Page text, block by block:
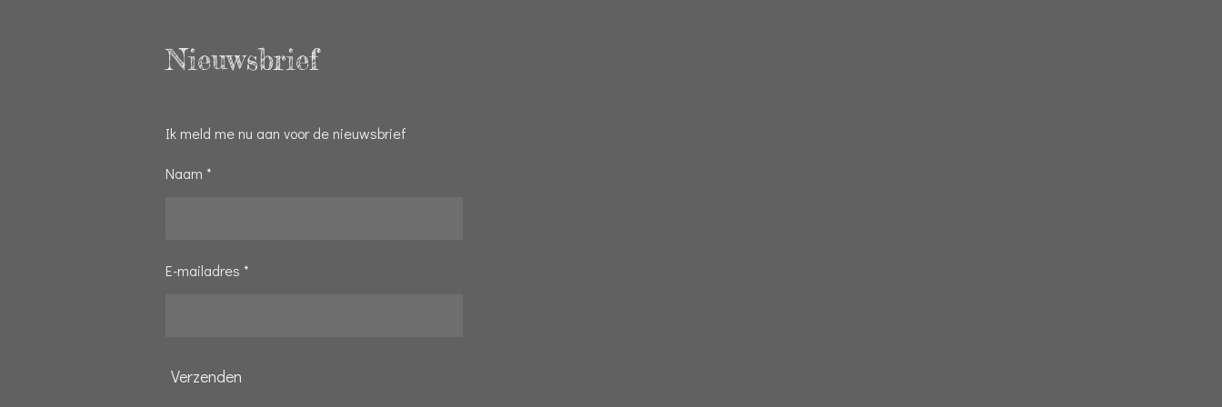
Nieuwsbrief
Ik meld me nu aan voor de nieuwsbrief
Naam *
E-mailadres *
Verzenden